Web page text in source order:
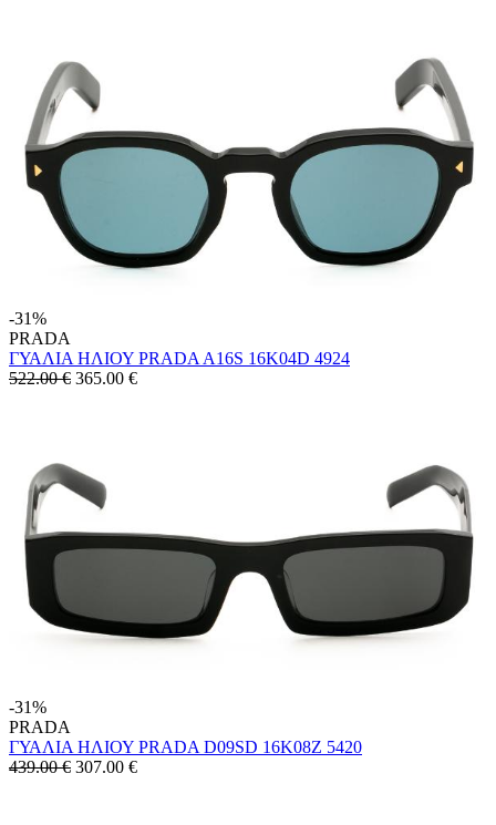
-31%
PRADA
ΓΥΑΛΙΑ ΗΛΙΟΥ PRADA A16S 16K04D 4924
522.00 € 365.00 €
-31%
PRADA
ΓΥΑΛΙΑ ΗΛΙΟΥ PRADA D09SD 16K08Z 5420
439.00 € 307.00 €